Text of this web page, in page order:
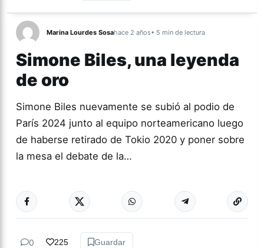
Marina Lourdes Sosahace 2 años• 5 min de lectura
Simone Biles, una leyenda
de oro
Simone Biles nuevamente se subió al podio de
París 2024 junto al equipo norteamericano luego
de haberse retirado de Tokio 2020 y poner sobre
la mesa el debate de la…
ACTUALIDAD Más
0 225 Guardar